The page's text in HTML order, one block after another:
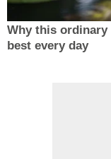
Why this
best every day